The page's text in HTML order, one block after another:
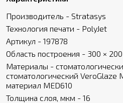
Производитель - Stratasys
Технология печати - PolyJet
Артикул - 197878
Область построения - 300 ×
Материалы -
стоматологический VeroGlaze
материал MED610
Толщина слоя, мкм - 16